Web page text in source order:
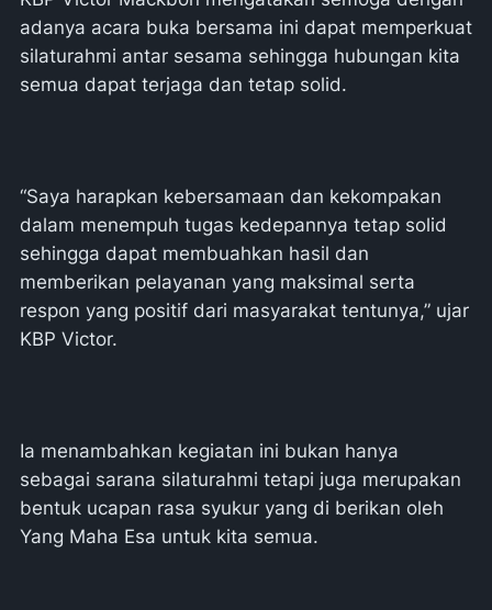
adanya acara buka bersama ini dapat memperkuat
silaturahmi antar sesama sehingga hubungan kita
semua dapat terjaga dan tetap solid.
“Saya harapkan kebersamaan dan kekompakan
dalam menempuh tugas kedepannya tetap solid
sehingga dapat membuahkan hasil dan
memberikan pelayanan yang maksimal serta
respon yang positif dari masyarakat tentunya,” ujar
KBP Victor.
Ia menambahkan kegiatan ini bukan hanya
sebagai sarana silaturahmi tetapi juga merupakan
bentuk ucapan rasa syukur yang di berikan oleh
Yang Maha Esa untuk kita semua.